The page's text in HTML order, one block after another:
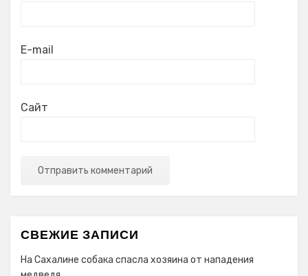
E-mail
Сайт
СВЕЖИЕ ЗАПИСИ
На Сахалине собака спасла хозяина от нападения